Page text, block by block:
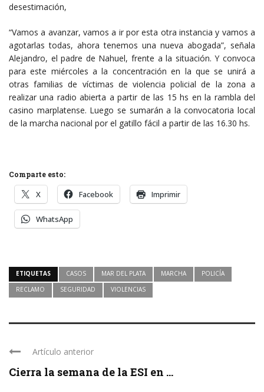
desestimación,
“Vamos a avanzar, vamos a ir por esta otra instancia y vamos a
agotarlas todas, ahora tenemos una nueva abogada”, señala
Alejandro, el padre de Nahuel, frente a la situación. Y convoca
para este miércoles a la concentración en la que se unirá a
otras familias de víctimas de violencia policial de la zona a
realizar una radio abierta a partir de las 15 hs en la rambla del
casino marplatense. Luego se sumarán a la convocatoria local
de la marcha nacional por el gatillo fácil a partir de las 16.30 hs.
Comparte esto:
X Facebook Imprimir
WhatsApp
ETIQUETAS CASOS MAR DEL PLATA MARCHA
POLICÍA
RECLAMO
SEGURIDAD VIOLENCIAS
Artículo anterior
Cierra la semana de la ESI en ...